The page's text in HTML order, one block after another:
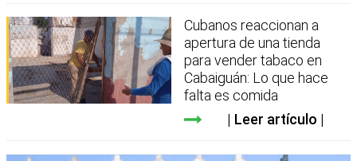
Cubanos reaccionan a
apertura de una tienda
para vender tabaco en
Cabaiguán: Lo que hace
falta es comida
Leer artículo